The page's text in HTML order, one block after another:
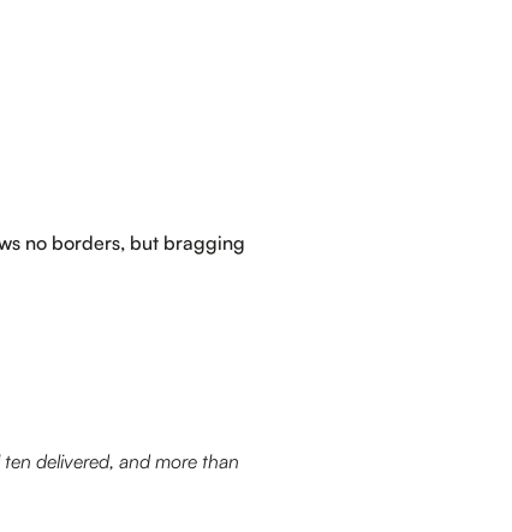
no borders, but bragging
delivered, and more than